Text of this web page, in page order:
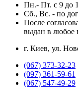
Пн.- Пт. с 9 до
Сб., Вс. - по
После
выдан в любое
г. Киев, ул.
(067) 373-32-23
(097) 361-59-61
(067) 547-49-29